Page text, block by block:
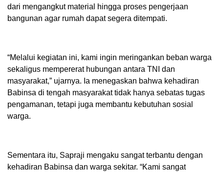
dari mengangkut material hingga proses pengerjaan
bangunan agar rumah dapat segera ditempati.
“Melalui kegiatan ini, kami ingin meringankan beban warga
sekaligus mempererat hubungan antara TNI dan
masyarakat,” ujarnya. Ia menegaskan bahwa kehadiran
Babinsa di tengah masyarakat tidak hanya sebatas tugas
pengamanan, tetapi juga membantu kebutuhan sosial
warga.
Sementara itu, Sapraji mengaku sangat terbantu dengan
kehadiran Babinsa dan warga sekitar. “Kami sangat